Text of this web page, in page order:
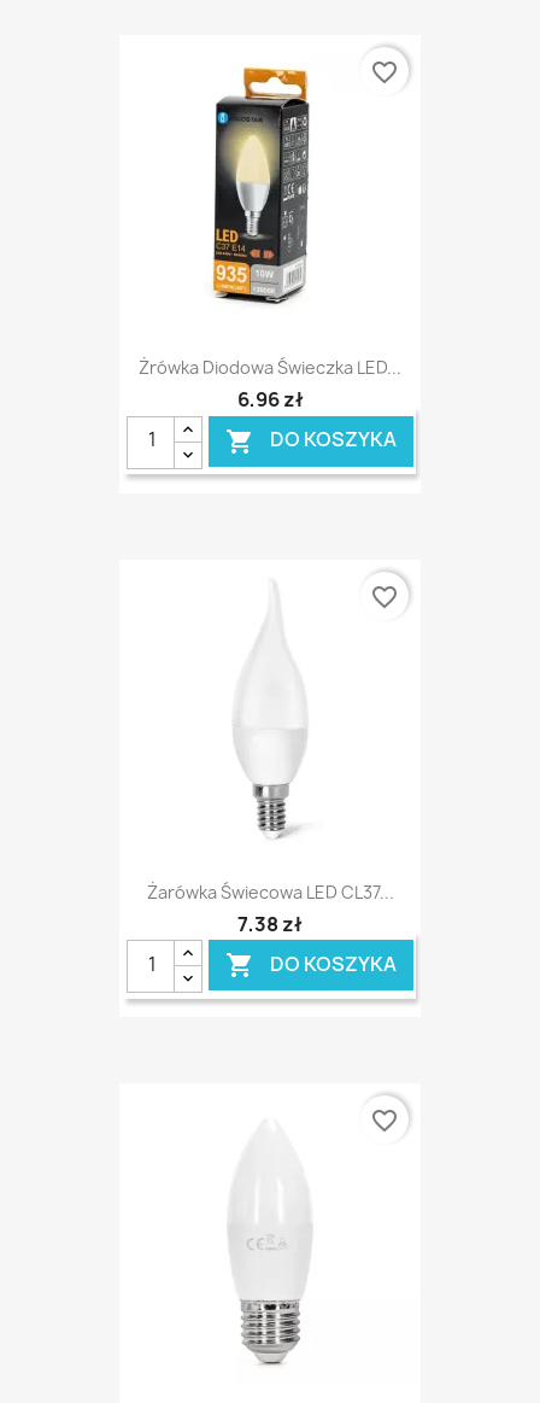
Żrówka Diodowa Świeczka LED...
6,96 zł
 DO KOSZYKA
favorite_border
Żarówka Świecowa LED CL37...
7,38 zł
 DO KOSZYKA
favorite_border
favorite_border